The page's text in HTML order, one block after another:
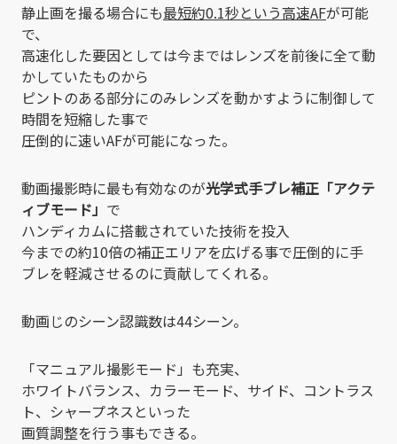
静止画を撮る場合にも最短約0.1秒という高速AFが可能
で、
高速化した要因としては今まではレンズを前後に全て動
かしていたものから
ピントのある部分にのみレンズを動かすように制御して
時間を短縮した事で
圧倒的に速いAFが可能になった。
動画撮影時に最も有効なのが光学式手ブレ補正「アクテ
ィブモード」 で
ハンディカムに搭載されていた技術を投入
今までの約10倍の補正エリアを広げる事で圧倒的に手
ブレを軽減させるのに貢献してくれる。
動画じのシーン認識数は44シーン。
「マニュアル撮影モード」も充実、
ホワイトバランス、カラーモード、サイド、コントラス
ト、シャープネスといった
画質調整を行う事もできる。